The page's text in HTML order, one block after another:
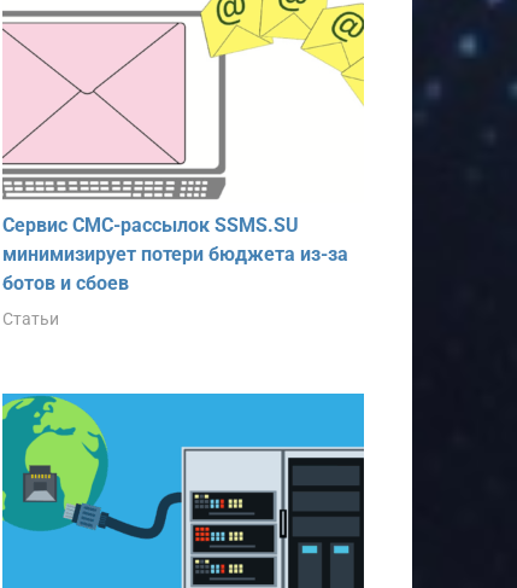
Сервис СМС-рассылок SSMS.SU
минимизирует потери бюджета из-за
ботов и сбоев
Статьи